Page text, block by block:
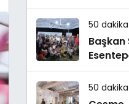
50
Başkan
50